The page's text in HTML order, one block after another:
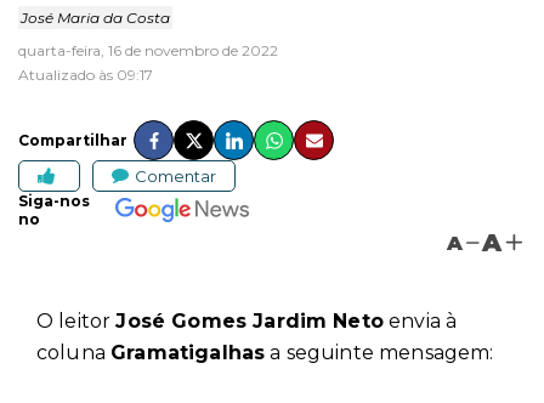
José Maria da Costa
quarta-feira, 16 de novembro de 2022
Atualizado às 09:17
Compartilhar
Comentar
Siga-nos
no
A A
O leitorJosé Gomes Jardim Netoenvia à
coluna Gramatigalhas a seguinte mensagem: